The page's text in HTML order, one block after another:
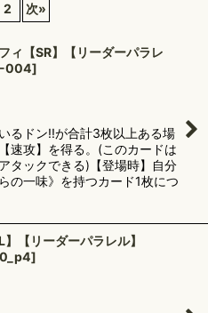
込む
2 次»
ィ【SR】【リーダーパラレ
004]
るドン!!が合計3枚以上ある場
速攻】を得る。(このカードは
タックできる)【登場時】自分
の一味》を持つカード1枚につ
【リーダーパラレル】
]